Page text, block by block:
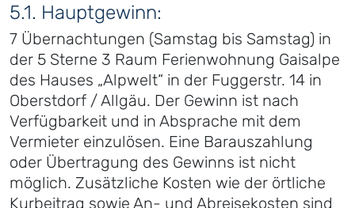
5.1. Hauptgewinn:
7 Übernachtungen (Samstag bis Samstag) in
der 5 Sterne 3 Raum Ferienwohnung Gaisalpe
des Hauses „Alpwelt“ in der Fuggerstr. 14 in
Oberstdorf / Allgäu. Der Gewinn ist nach
Verfügbarkeit und in Absprache mit dem
Vermieter einzulösen. Eine Barauszahlung
oder Übertragung des Gewinns ist nicht
möglich. Zusätzliche Kosten wie der örtliche
Kurbeitrag sowie An- und Abreisekosten sind